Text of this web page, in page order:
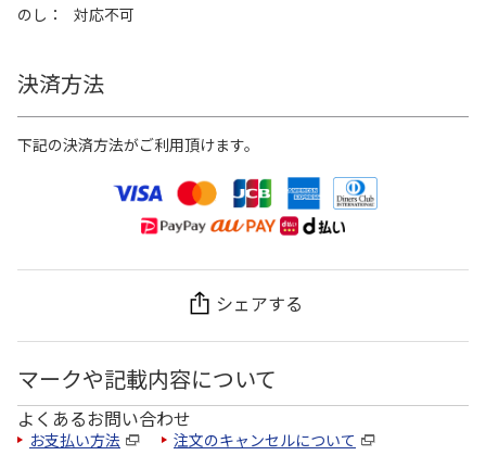
のし
対応不可
決済方法
下記の決済方法がご利用頂けます。
シェアする
マークや記載内容について
よくあるお問い合わせ
お支払い方法 注文のキャンセルについて